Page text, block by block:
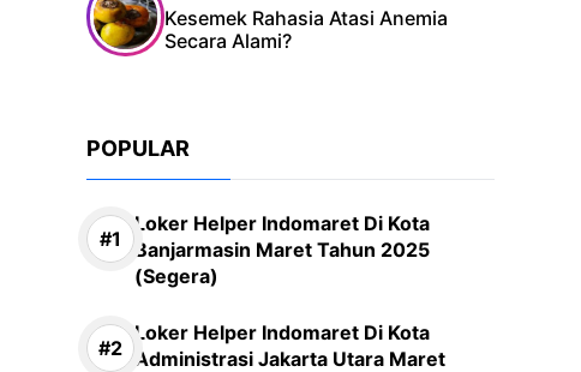
Kesemek Rahasia Atasi Anemia
Secara Alami?
POPULAR
Loker Helper Indomaret Di Kota
Banjarmasin Maret Tahun 2025
(Segera)
Loker Helper Indomaret Di Kota
Administrasi Jakarta Utara Maret